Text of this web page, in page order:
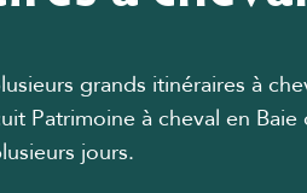
grands itinéraires à
Patrimoine à cheval en
jours.